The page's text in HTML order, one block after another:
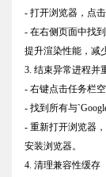
- 打开浏览器，点
- 在右侧页面中找
提升渲染性能，减
3. 结束异常进程并
- 右键点击任务栏
- 找到所有与
- 重新打开浏览器
安装浏览器。
4. 清理兼容性缓存